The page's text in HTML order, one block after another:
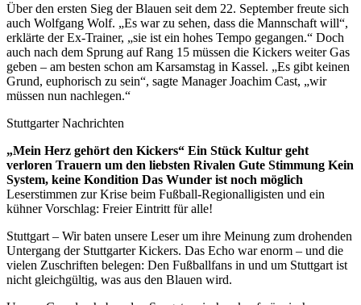
Über den ersten Sieg der Blauen seit dem 22. September freute sich
auch Wolfgang Wolf. „Es war zu sehen, dass die Mannschaft will“,
erklärte der Ex-Trainer, „sie ist ein hohes Tempo gegangen.“ Doch
auch nach dem Sprung auf Rang 15 müssen die Kickers weiter Gas
geben – am besten schon am Karsamstag in Kassel. „Es gibt keinen
Grund, euphorisch zu sein“, sagte Manager Joachim Cast, „wir
müssen nun nachlegen.“
Stuttgarter Nachrichten
„Mein Herz gehört den Kickers“ Ein Stück Kultur geht
verloren Trauern um den liebsten Rivalen Gute Stimmung Kein
System, keine Kondition Das Wunder ist noch möglich
Leserstimmen zur Krise beim Fußball-Regionalligisten und ein
kühner Vorschlag: Freier Eintritt für alle!
Stuttgart – Wir baten unsere Leser um ihre Meinung zum drohenden
Untergang der Stuttgarter Kickers. Das Echo war enorm – und die
vielen Zuschriften belegen: Den Fußballfans in und um Stuttgart ist
nicht gleichgültig, was aus den Blauen wird.